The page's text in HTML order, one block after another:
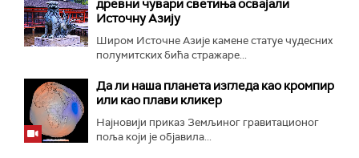
древни чувари светиња освајали
Источну Азију
Широм Источне Азије камене статуе чудесних
полумитских бића стражаре...
Да ли наша планета изгледа као кромпир
или као плави кликер
Најновији приказ Земљиног гравитационог
поља који је објавила...